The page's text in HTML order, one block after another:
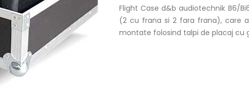
Flight Case d&b audiotechnik B6/
(2 cu frana si 2 fara frana), care
montate folosind talpi de placaj cu